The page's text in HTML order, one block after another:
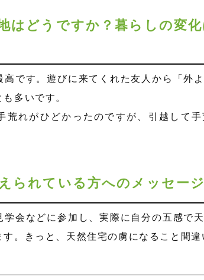
はどうですか？暮らしの変
高です。遊びに来てくれた友人から「外
多いです。
荒れがひどかったのですが、引越して
られている方へのメッセージ
学会などに参加し、実際に自分の五感で
。きっと、天然住宅の虜になること間違